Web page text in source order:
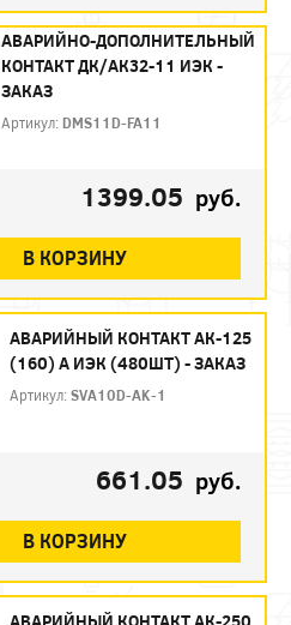
АВАРИЙНО-ДОПОЛНИТЕЛЬНЫЙ
КОНТАКТ ДК/АК32-11 ИЭК -
ЗАКАЗ
Артикул:DMS11D-FA11
1399.05 руб.
В КОРЗИНУ
АВАРИЙНЫЙ КОНТАКТ АК-125
(160) А ИЭК (480ШТ) - ЗАКАЗ
Артикул:SVA10D-AK-1
661.05 руб.
В КОРЗИНУ